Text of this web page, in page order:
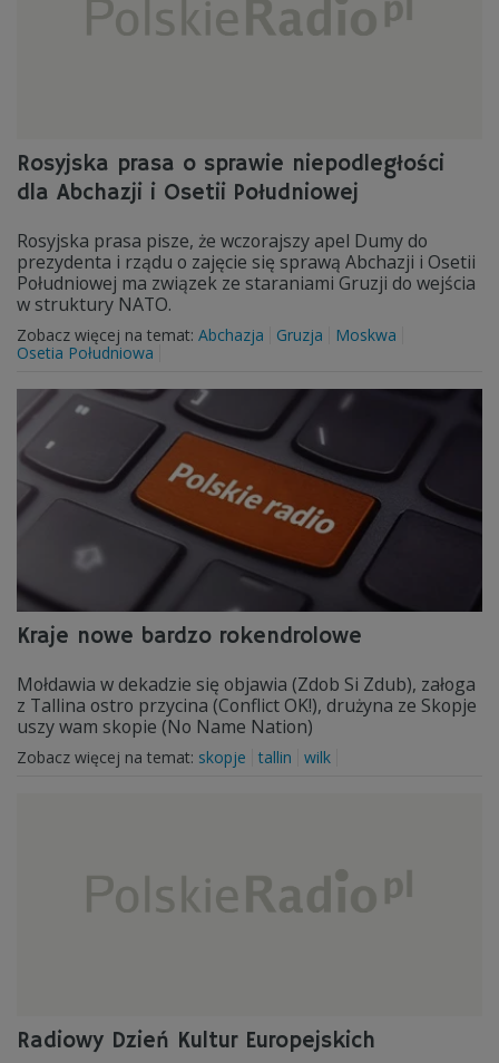
Rosyjska prasa o sprawie niepodległości
dla Abchazji i Osetii Południowej
Rosyjska prasa pisze, że wczorajszy apel Dumy do
prezydenta i rządu o zajęcie się sprawą Abchazji i Osetii
Południowej ma związek ze staraniami Gruzji do wejścia
w struktury NATO.
Zobacz więcej na temat: Abchazja Gruzja
Moskwa
Osetia Południowa
Kraje nowe bardzo rokendrolowe
Mołdawia w dekadzie się objawia (Zdob Si Zdub), załoga
z Tallina ostro przycina (Conflict OK!), drużyna ze Skopje
uszy wam skopie (No Name Nation)
Zobacz więcej na temat: skopje tallin wilk
Radiowy Dzień Kultur Europejskich